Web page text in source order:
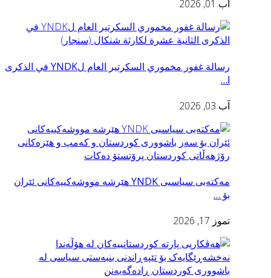
آب 01, 2026
رسالة غفور مخموري السكرتير العام لYNDK في الذكرى
ا…
آب 03, 2026
مەکتەبی سیاسیی YNDK هێرشە مووشەکییەکانی ئێران
بۆ …
تموز 17, 2026